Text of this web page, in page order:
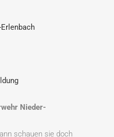
Nieder-
schauen sie doch